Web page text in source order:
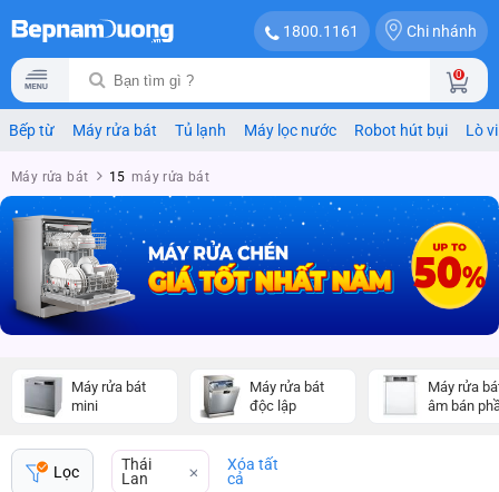
1800.1161 Chi nhánh
0
Bếp từ Máy rửa bát Tủ lạnh Máy lọc nước Robot hút bụi Lò
Máy rửa bát 15 máy rửa bát
Máy rửa bát
mini
Máy rửa bát
độc lập
Máy rửa
âm bán
Lọc
Thái
Lan
Xóa tất
cả